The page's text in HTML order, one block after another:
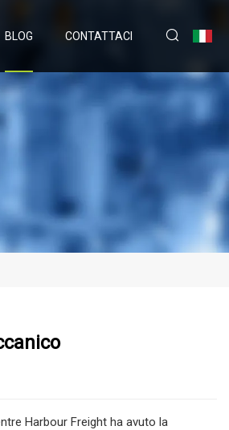
BLOG CONTATTACI
Harbour Freight ha avuto la